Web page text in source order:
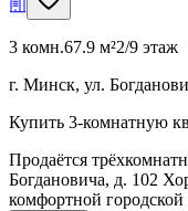
3 комн.67.9 м²2/9 этаж
г. Минск, ул.
Купить 3-комнатную
Продаётся
Богдановича, д. 102
комфортной